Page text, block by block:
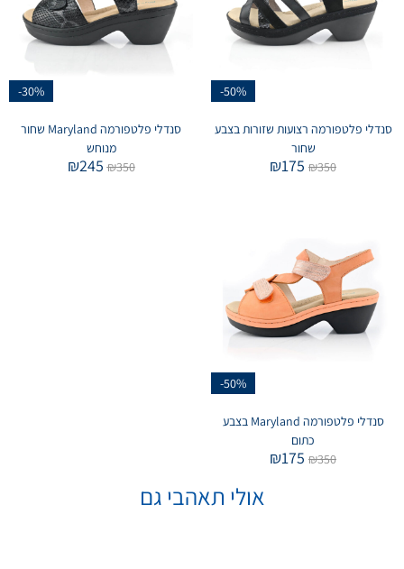
-50%
סנדלי פלטפורמה רצועות שזורות בצבע
שחור
₪350
₪175
-30%
סנדלי פלטפורמה Maryland שחור
מנוחש
₪350
₪245
-50%
סנדלי פלטפורמה Maryland בצבע
כתום
₪350
₪175
אולי תאהבי גם